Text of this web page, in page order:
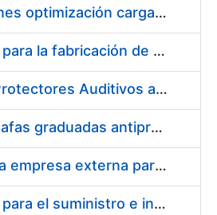
Pliego condiciones optimización cargas compras firmado
Acuerdo marco para la fabricación de piezas
Suministro de Protectores Auditivos a medida para las personas trabajadoras de los Centros de Trabajo de Madrid y Burgos
Suministro de gafas graduadas antiproyecciones para los trabajadores de la FNMT-RCM en los centros de trabajo de Madrid y Burgos
Servicios de una empresa externa para el asesoramiento y resolución de los recursos de alzada que se presentan relacionados con procesos de selección para la FNMT-RCM
Acuerdo marco para el suministro e instalación de persianas, estores y otros complementos